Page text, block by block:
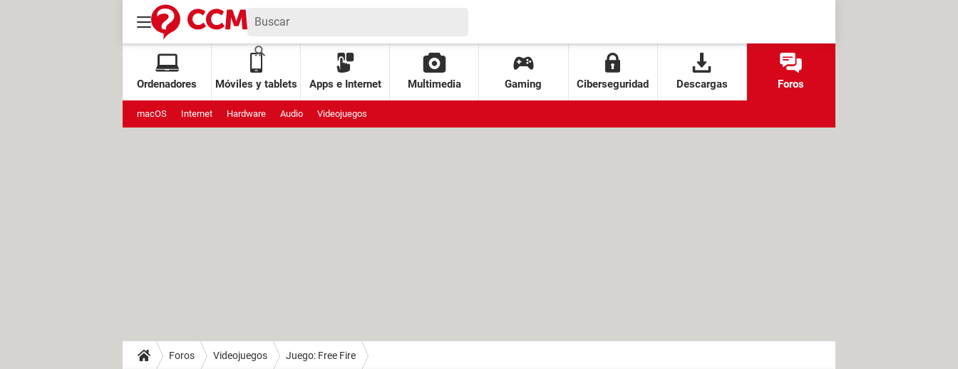
Ordenadores Móviles y tablets Apps e Internet Multimedia Gaming Ciberseguridad Descargas Foros
macOS Internet Hardware Audio Videojuegos
Foros Videojuegos Juego: Free Fire